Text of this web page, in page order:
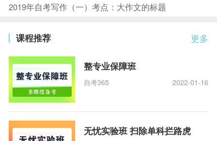
2019年自考写作（一）考点：大作文的标题
更多
课程推荐
整专业保障班
自考365 2022-01-16
无忧实验班 扫除单科拦路虎